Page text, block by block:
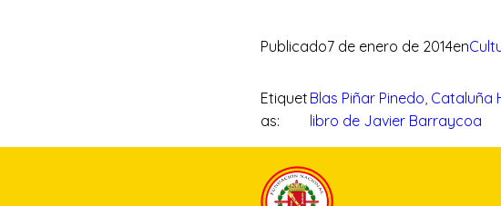
Publicado7 de enero de 2014en
Etiquet
as:
Blas Piñar Pinedo, Cataluña
libro de Javier Barraycoa